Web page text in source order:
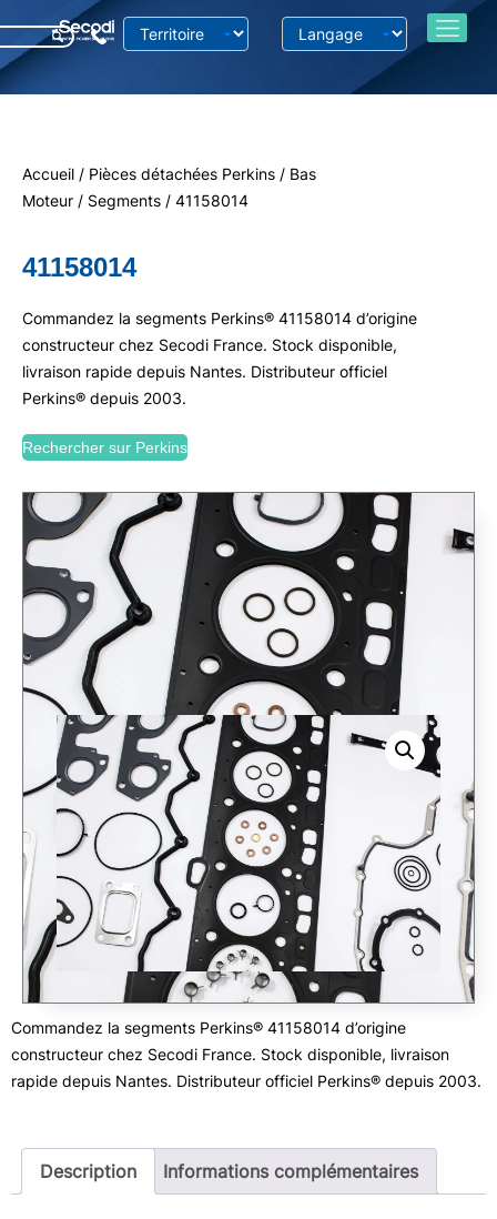
Accueil / Pièces détachées Perkins / Bas
Moteur / Segments / 41158014
41158014
Commandez la segments Perkins® 41158014 d’origine
constructeur chez Secodi France. Stock disponible,
livraison rapide depuis Nantes. Distributeur officiel
Perkins® depuis 2003.
Rechercher sur Perkins
Commandez la segments Perkins® 41158014 d’origine
constructeur chez Secodi France. Stock disponible, livraison
rapide depuis Nantes. Distributeur officiel Perkins® depuis 2003.
Description Informations complémentaires